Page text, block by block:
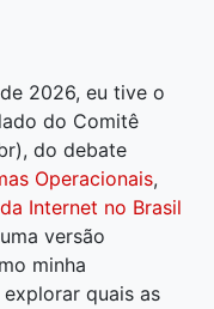
2026, eu tive o
do Comitê
do debate
Operacionais,
Internet no Brasil
versão
minha
quais as